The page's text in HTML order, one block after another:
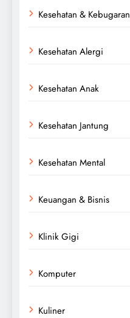
Kesehatan & Kebugaran
Kesehatan Alergi
Kesehatan Anak
Kesehatan Jantung
Kesehatan Mental
Keuangan & Bisnis
Klinik Gigi
Komputer
Kuliner